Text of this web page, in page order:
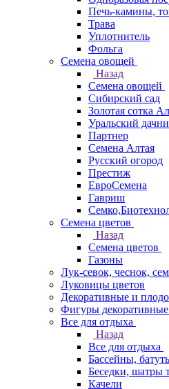
Печь-камины,
Трава
Уплотнитель
Фольга
Семена овощей
Назад
Семена овощей
Сибирский сад
Золотая сотка
Уральский
Партнер
Семена Алтая
Русский огород
Престиж
ЕвроСемена
Гавриш
Семена цветов
Назад
Семена цветов
Газоны
Лук-севок, чеснок,
Луковицы цветов
Декоративные и
Фигуры декоративные
Все для отдыха
Назад
Все для отдыха
Бассейны,
Беседки, шатры
Качели